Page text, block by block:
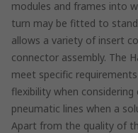
modules and frames into
turn may be fitted to
allows a variety of insert
connector assembly. The
meet specific
flexibility when
pneumatic lines when a
Apart from the quality of